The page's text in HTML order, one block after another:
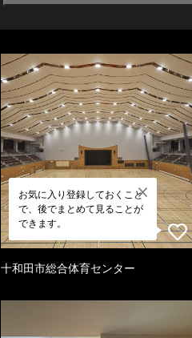
お気に入り登録しておくこと
で、後でまとめて見ることが
できます。
十和田市総合体育センター